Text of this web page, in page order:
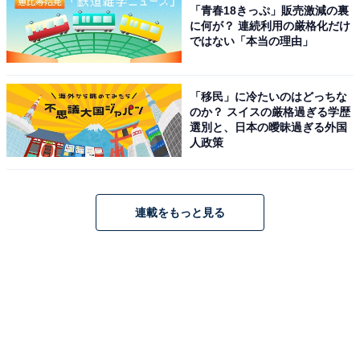
「青春18きっぷ」販売激減の裏
に何が？ 連続利用の厳格化だけ
ではない「本当の理由」
「移民」に冷たいのはどっちな
のか？ スイスの厳格過ぎる学歴
選別と、日本の曖昧過ぎる外国
人政策
連載をもっと見る